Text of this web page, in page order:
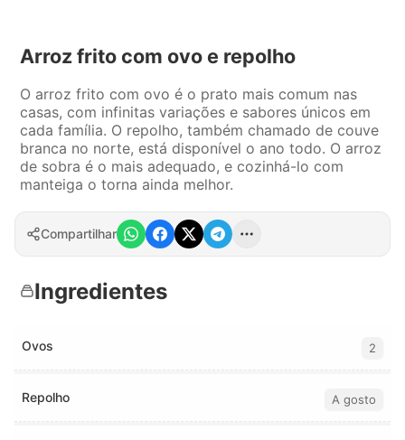
Arroz frito com ovo e repolho
O arroz frito com ovo é o prato mais comum nas
casas, com infinitas variações e sabores únicos em
cada família. O repolho, também chamado de couve
branca no norte, está disponível o ano todo. O arroz
de sobra é o mais adequado, e cozinhá-lo com
manteiga o torna ainda melhor.
Compartilhar
Ingredientes
Ovos 2
Repolho A gosto